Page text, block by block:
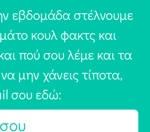
εβδομάδα στέλνουμε
κουλ φακτς και
πού σου λέμε και τα
μην χάνεις τίποτα,
σου εδώ: